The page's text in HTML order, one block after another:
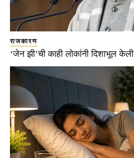
राजकारण
‘जेन झी’ची काही लोकांनी दिशाभूल